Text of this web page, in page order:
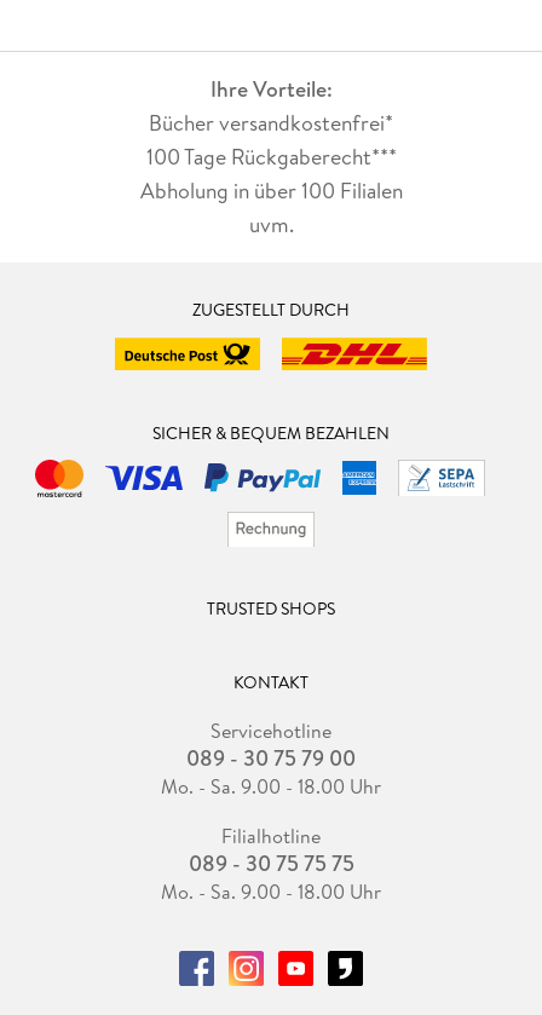
Ihre Vorteile:
Bücher versandkostenfrei*
100 Tage Rückgaberecht***
Abholung in über 100 Filialen
uvm.
ZUGESTELLT DURCH
SICHER & BEQUEM BEZAHLEN
TRUSTED SHOPS
KONTAKT
Servicehotline
089 - 30 75 79 00
Mo. - Sa. 9.00 - 18.00 Uhr
Filialhotline
089 - 30 75 75 75
Mo. - Sa. 9.00 - 18.00 Uhr